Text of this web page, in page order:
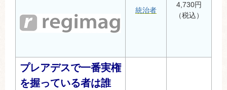
統治者
4,730円
（税込）
プレアデスで一番実権
を握っている者は誰